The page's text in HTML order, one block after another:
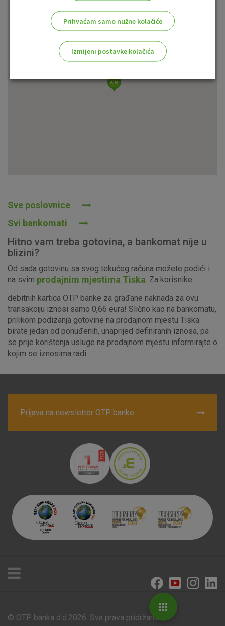
Sve poslovnice
Svi bankomati
Hitno vam treba gotovina, a bankomat nije u
blizini?
Od sada gotovinu sa svog tekućeg računa možete podići i
na svim prodajnim mjestima Tiska . Za korisnike
debitnih kartica OTP banke za građane naknada za ovu
transakciju iznosi samo 0,66 eura! Slično kao na bankomatu,
prilikom podizanja gotovine na prodajnom mjestu Tiska
birate jedan od ponuđenih, unaprijed definiranih iznosa, pa
se prije korištenja usluge na prodajnom mjestu informirajte o
kojim se iznosima radi.
Prijava na newsletter OTP banke
Poslovnice i bankomati
© OTP banka d.d.2026. Sva prava pridržana.
Prihvaćam samo nužne kolačiće
Izmijeni postavke kolačića
Ovi kolačići nužni su za funkcioniranje internetske stranice i
postavljaju kao odgovor na vaše radnje koje uključuju zahtjev
za uslugama, kao što su postavke kolačića. Svoj preglednik
o njima, ali u tom slučaju neki dijelovi stranice neće raditi. Ti
kolačići ne pohranjuju nikakve informacije koje bi vas mogle
identificirati.
Detaljnije informacije o kolačićima